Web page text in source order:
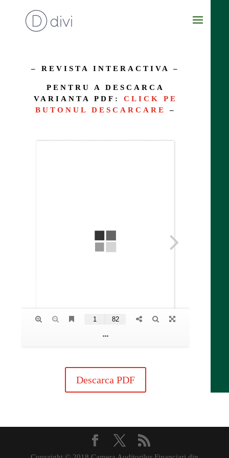
– REVISTA INTERACTIVA –
PENTRU A DESCARCA
VARIANTA PDF: CLICK PE
BUTONUL DESCARCARE
–
Descarca PDF